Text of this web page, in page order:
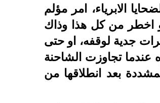
الابرياء، امر مؤلم
اخطر من كل هذا وذاك
جدية لوقفه، او حتى
تجاوزت الشاحنة
بعد انطلاقها من